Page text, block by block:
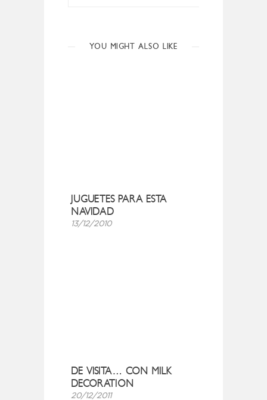
YOU MIGHT ALSO LIKE
JUGUETES PARA ESTA
NAVIDAD
13/12/2010
DE VISITA… CON MILK
DECORATION
20/12/2011